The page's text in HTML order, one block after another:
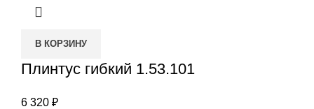
В КОРЗИНУ
Плинтус гибкий 1.53.101
6 320 ₽